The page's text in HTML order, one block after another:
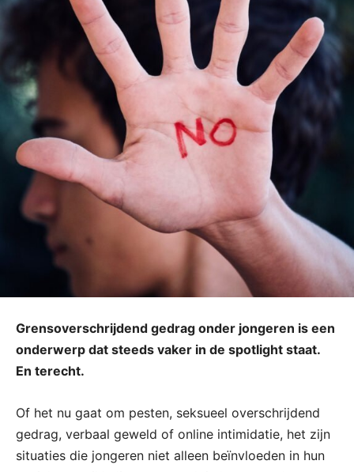
Grensoverschrijdend gedrag onder jongeren is een
onderwerp dat steeds vaker in de spotlight staat.
En terecht.
Of het nu gaat om pesten, seksueel overschrijdend
gedrag, verbaal geweld of online intimidatie, het zijn
situaties die jongeren niet alleen beïnvloeden in hun